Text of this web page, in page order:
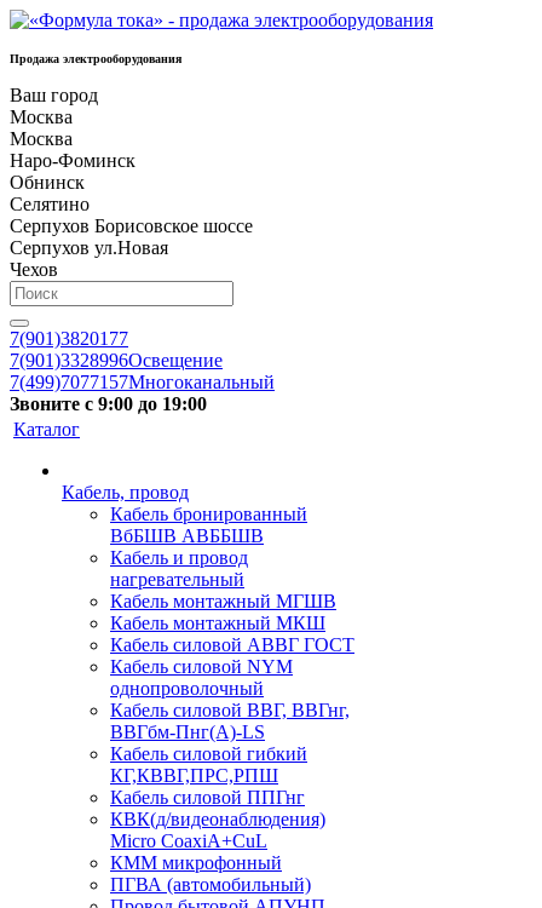
Продажа электрооборудования
Ваш город
Москва
Москва
Наро-Фоминск
Обнинск
Селятино
Серпухов Борисовское шоссе
Серпухов ул.Новая
Чехов
7(901)3820177
7(901)3328996Освещение
7(499)7077157Многоканальный
Звоните с 9:00 до 19:00
Каталог
Кабель, провод
Кабель бронированный
ВбБШВ АВББШВ
Кабель и провод
нагревательный
Кабель монтажный МГШВ
Кабель монтажный МКШ
Кабель силовой АВВГ ГОСТ
Кабель силовой NYM
однопроволочный
Кабель силовой ВВГ, ВВГнг,
ВВГбм-Пнг(А)-LS
Кабель силовой гибкий
КГ,КВВГ,ПРС,РПШ
Кабель силовой ППГнг
КВК(д/видеонаблюдения)
Micro CoaxiA+CuL
КММ микрофонный
ПГВА (автомобильный)